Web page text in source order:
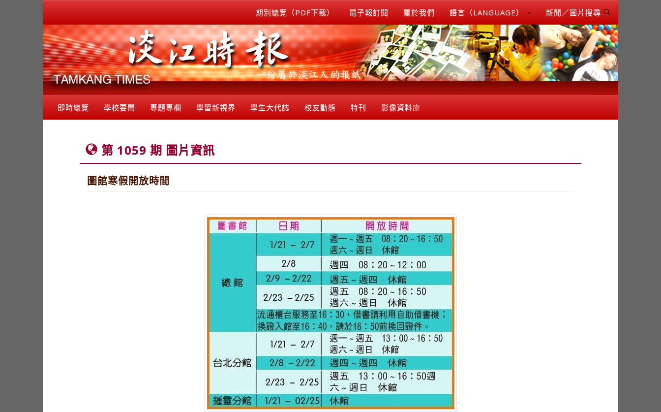
期別總覽（PDF下載） 電子報訂閱 關於我們 語言（LANGUAGE） 新聞／圖片搜尋
即時總覽 學校要聞 專題專欄 學習新視界 學生大代誌 校友動態 特刊 影像資料庫
第 1059 期 圖片資訊
圖館寒假開放時間